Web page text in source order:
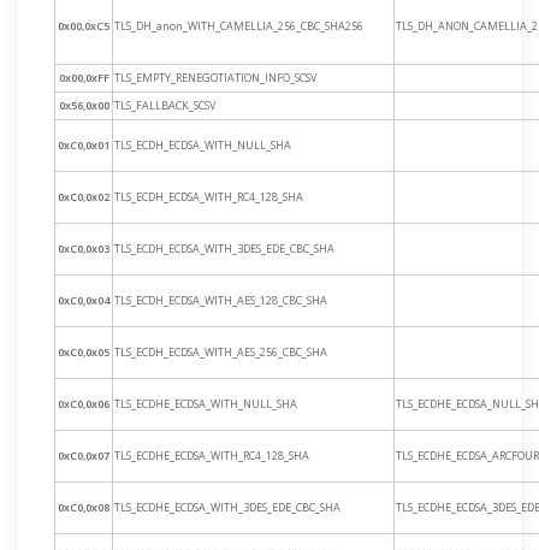
0x00,0xC5 TLS_DH_anon_WITH_CAMELLIA_256_CBC_SHA256
0x00,0xFF TLS_EMPTY_RENEGOTIATION_INFO_SCSV
0x56,0x00 TLS_FALLBACK_SCSV
0xC0,0x01 TLS_ECDH_ECDSA_WITH_NULL_SHA
0xC0,0x02 TLS_ECDH_ECDSA_WITH_RC4_128_SHA
0xC0,0x03 TLS_ECDH_ECDSA_WITH_3DES_EDE_CBC_SHA
0xC0,0x04 TLS_ECDH_ECDSA_WITH_AES_128_CBC_SHA
0xC0,0x05 TLS_ECDH_ECDSA_WITH_AES_256_CBC_SHA
0xC0,0x06 TLS_ECDHE_ECDSA_WITH_NULL_SHA
0xC0,0x07 TLS_ECDHE_ECDSA_WITH_RC4_128_SHA
0xC0,0x08 TLS_ECDHE_ECDSA_WITH_3DES_EDE_CBC_SHA